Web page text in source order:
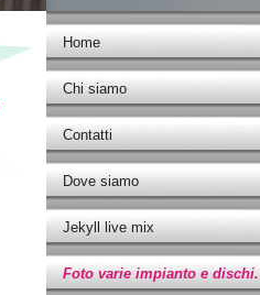
Home
Chi siamo
Contatti
Dove siamo
Jekyll live mix
Foto varie impianto e dischi.